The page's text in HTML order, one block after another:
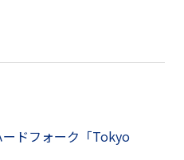
ドフォーク「Tokyo